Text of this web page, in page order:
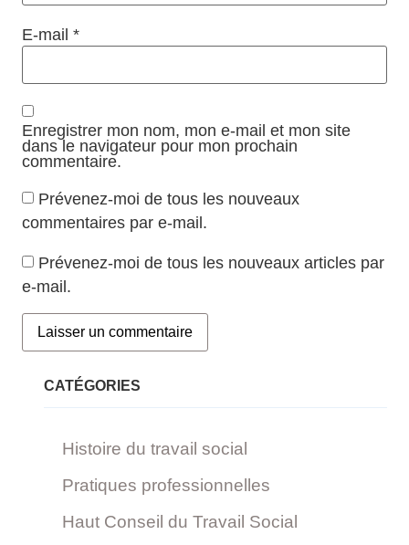
E-mail *
Enregistrer mon nom, mon e-mail et mon site
dans le navigateur pour mon prochain
commentaire.
Prévenez-moi de tous les nouveaux
commentaires par e-mail.
Prévenez-moi de tous les nouveaux articles par
e-mail.
CATÉGORIES
Histoire du travail social
Pratiques professionnelles
Haut Conseil du Travail Social